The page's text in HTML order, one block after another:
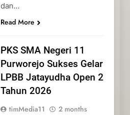
dan…
Read More
PKS SMA Negeri 11
Purworejo Sukses Gelar
LPBB Jatayudha Open 2
Tahun 2026
timMedia11
2 months